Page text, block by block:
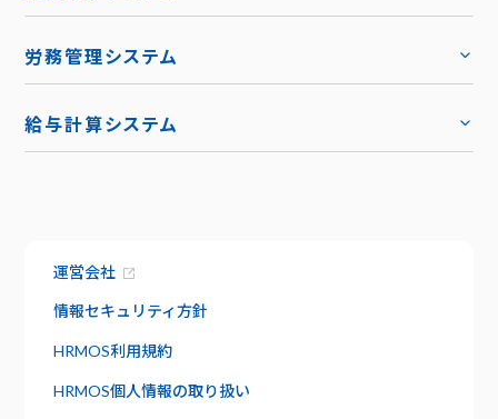
社内版ビズリーチ
料金
キャリア採用
導入事例
お役立ち資料
給与明細
日報管理
労務管理システム
特長
セキュリティ
サポート
よくあるご質問
給与計算システム
運営会社
情報セキュリティ方針
HRMOS利用規約
HRMOS個人情報の取り扱い